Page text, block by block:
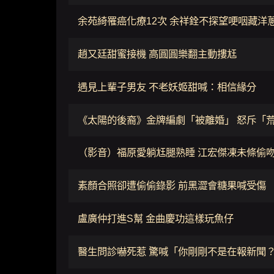
余苑綺罹癌化療12次 余祥銓不探望哽咽藏洋
趙又廷甜蜜接機 高圓圓樂翻主動摟尪
遇見上輩子男友 不老妖姬甜喊：相信緣分
《太陽的後裔》金牌編劇「被離婚」 怒斥「荒
（影音）福原愛躺尪腿熟睡 江宏傑凍未條偷
素顏合照卻遭偷偷錄影 前黑澀會糖果喊受傷
盧廣仲打進S幫 金曲慶功這樣玩魚仔
醫生問診嚇死惹 驚喊「你剛剛不是在報新聞？